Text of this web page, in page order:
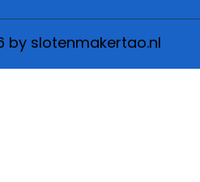
by slotenmakertao.nl